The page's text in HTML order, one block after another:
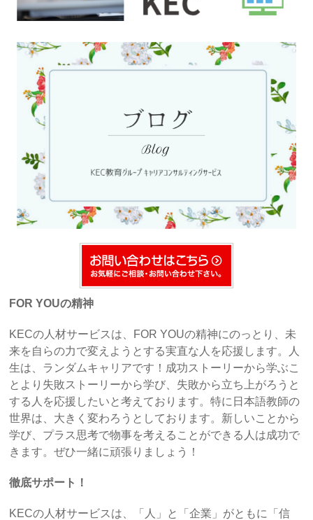
FOR YOUの精神
KECの人材サービスは、FOR YOUの精神にのっとり、未
来を自らの力で変えようとする実直な人を応援します。人
生は、ランダムキャリアです！成功ストーリーから学ぶこ
とより失敗ストーリーから学び、失敗から立ち上がろうと
する人を応援したいと考えております。特に日本語教師の
世界は、大きく変わろうとしております。新しいことから
学び、プラス思考で物事を考えることができる人は成功で
きます。ぜひ一緒に頑張りましょう！
徹底サポート！
KECの人材サービスは、「人」と「企業」がともに「信